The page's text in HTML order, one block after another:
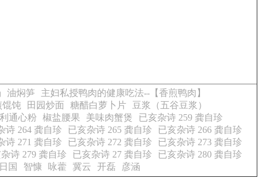
油焖笋
主妇私授鸭肉的健康吃法--【香煎鸭肉】
馄饨 田园炒面 糖醋白萝卜片
豆浆（五谷豆浆）
通心粉 椒盐腰果 美味肉蟹煲
已亥杂诗 259 龚自珍
诗 264 龚自珍 已亥杂诗 265 龚自珍
已亥杂诗 266 龚自珍
诗 271 龚自珍 已亥杂诗 272 龚自珍
已亥杂诗 273 龚自珍
诗 279 龚自珍 已亥杂诗 27 龚自珍
已亥杂诗 280 龚自珍
日国 智慷 咏藿 冀云 开磊 彦涵